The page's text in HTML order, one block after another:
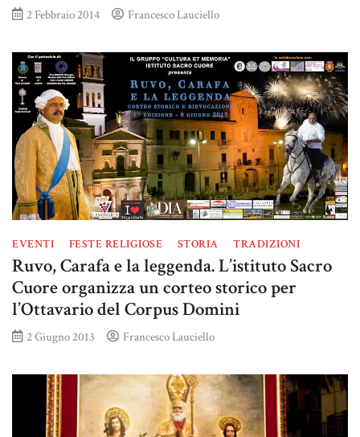
2 Febbraio 2014 Francesco Lauciello
EVENTI FESTE RELIGIOSE STORIA TRADIZIONI
Ruvo, Carafa e la leggenda. L’istituto Sacro
Cuore organizza un corteo storico per
l’Ottavario del Corpus Domini
2 Giugno 2013 Francesco Lauciello